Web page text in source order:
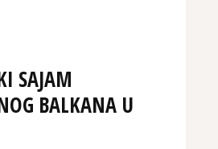
SAJAM
BALKANA U